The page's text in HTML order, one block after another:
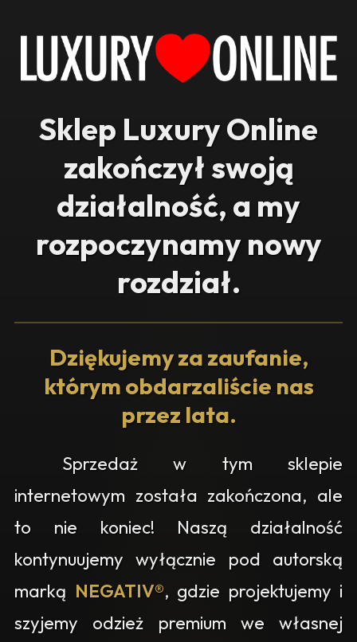
Sklep Luxury Online
zakończył swoją
działalność, a my
rozpoczynamy nowy
rozdział.
Dziękujemy za zaufanie,
którym obdarzaliście nas
przez lata.
Sprzedaż w tym sklepie
internetowym została zakończona, ale
to nie koniec! Naszą działalność
kontynuujemy wyłącznie pod autorską
marką NEGATIV®, gdzie projektujemy i
szyjemy odzież premium we własnej